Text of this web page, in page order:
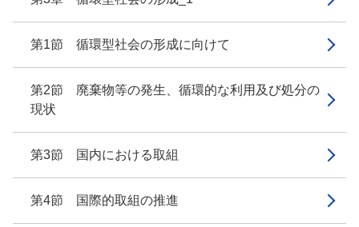
第1節 循環型社会の形成に向けて
第2節 廃棄物等の発生、循環的な利用及び処分の
現状
第3節 国内における取組
第4節 国際的取組の推進